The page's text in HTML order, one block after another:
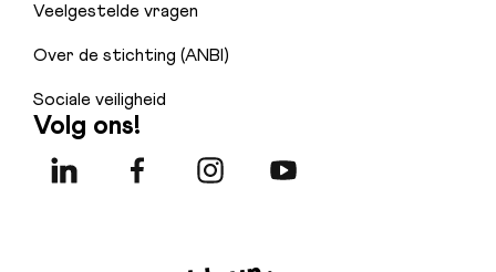
Veelgestelde vragen
Over de stichting (ANBI)
Sociale veiligheid
Volg ons!